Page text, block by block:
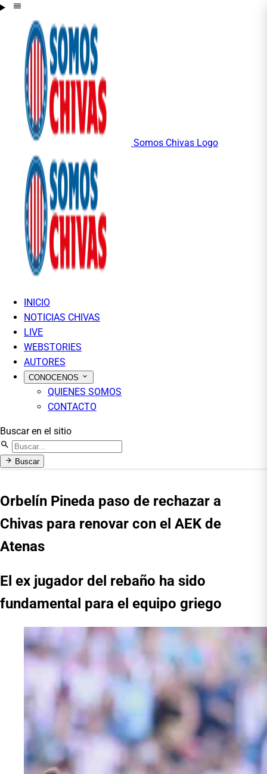
Somos Chivas Logo
INICIO
NOTICIAS CHIVAS
LIVE
WEBSTORIES
AUTORES
CONOCENOS
QUIENES SOMOS
CONTACTO
Buscar en el sitio
Buscar
Orbelín Pineda paso de rechazar a
Chivas para renovar con el AEK de
Atenas
El ex jugador del rebaño ha sido
fundamental para el equipo griego